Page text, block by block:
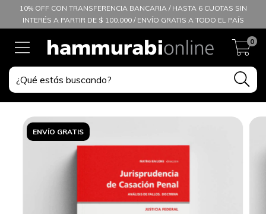
10% OFF CON TRANSFERENCIA BANCARIA / HASTA 6 CUOTAS SIN
INTERÉS A PARTIR DE $ 100.000 / ENVÍO GRATIS A TODO EL PAÍS
0
ENVÍO GRATIS